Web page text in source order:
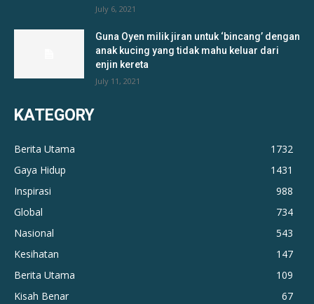
July 6, 2021
Guna Oyen milik jiran untuk ‘bincang’ dengan
anak kucing yang tidak mahu keluar dari
enjin kereta
July 11, 2021
KATEGORY
Berita Utama
1732
Gaya Hidup
1431
Inspirasi
988
Global
734
Nasional
543
Kesihatan
147
Berita Utama
109
Kisah Benar
67